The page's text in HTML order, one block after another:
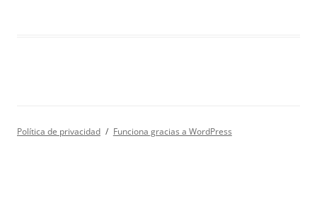
Política de privacidad Funciona gracias a WordPress